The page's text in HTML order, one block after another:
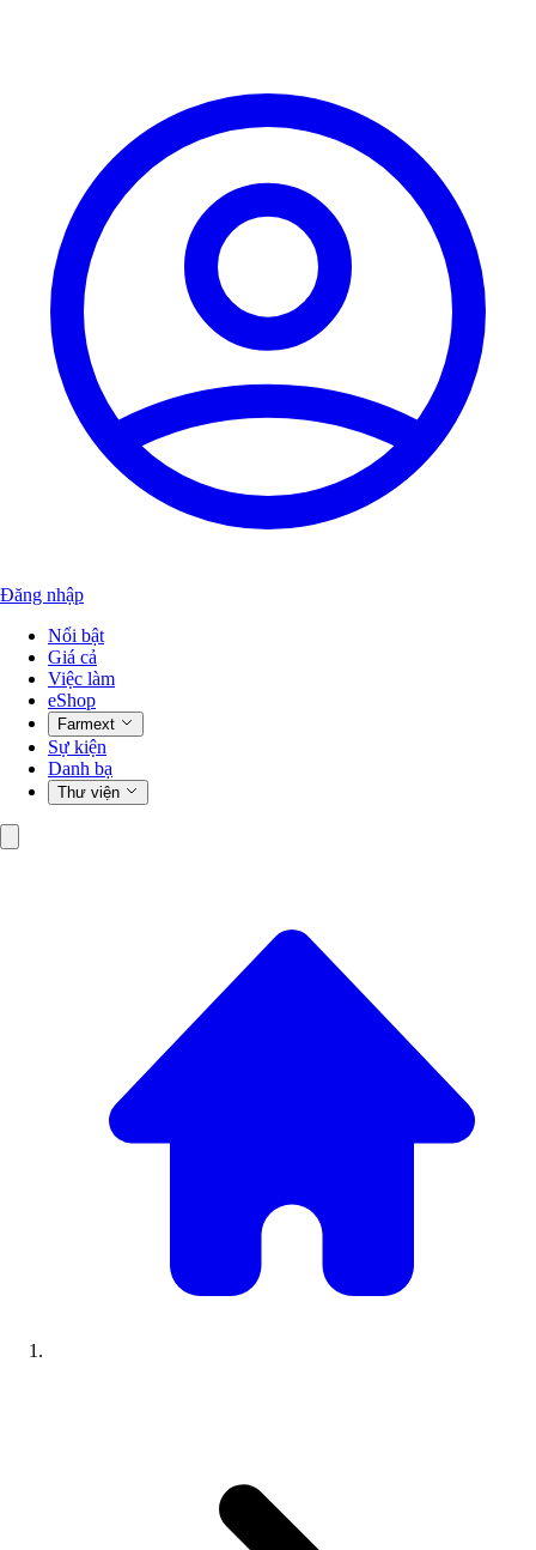
Đăng nhập
Nổi bật
Giá cả
Việc làm
eShop
Farmext
Sự kiện
Danh bạ
Thư viện